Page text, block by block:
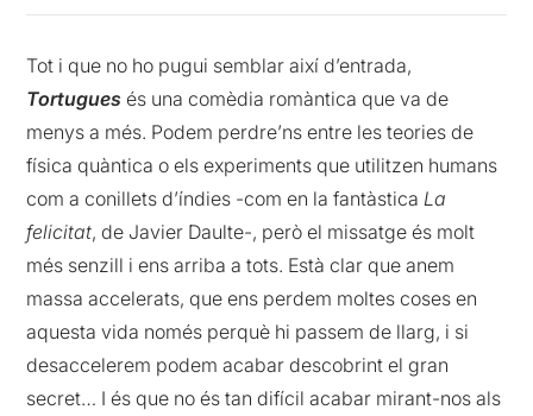
Tot i que no ho pugui semblar així d’entrada,
Tortugues és una comèdia romàntica que va de
menys a més. Podem perdre’ns entre les teories de
física quàntica o els experiments que utilitzen humans
com a conillets d’índies -com en la fantàstica La
felicitat, de Javier Daulte-, però el missatge és molt
més senzill i ens arriba a tots. Està clar que anem
massa accelerats, que ens perdem moltes coses en
aquesta vida només perquè hi passem de llarg, i si
desaccelerem podem acabar descobrint el gran
secret… I és que no és tan difícil acabar mirant-nos als